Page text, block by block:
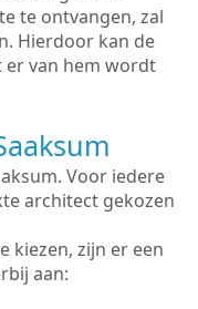
te ontvangen, zal
Hierdoor kan de
van hem wordt
Voor iedere
architect gekozen
kiezen, zijn er een
aan: